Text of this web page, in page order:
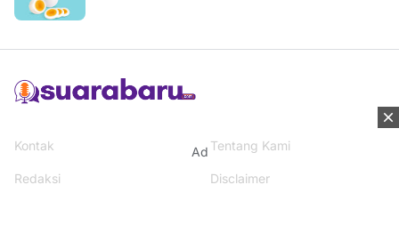
Ad
Kontak Tentang Kami
Redaksi Disclaimer